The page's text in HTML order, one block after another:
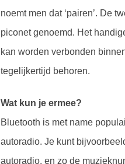
noemt men dat ‘pairen’. De
piconet genoemd. Het
kan worden verbonden
tegelijkertijd behoren.
Wat kun je ermee?
Bluetooth is met name
autoradio. Je kunt
autoradio, en zo de